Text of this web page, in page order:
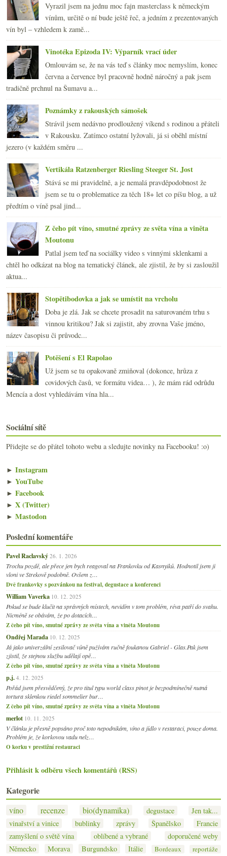
Vyrazil jsem na jednu moc fajn masterclass k německým
vínům, určitě o ní bude ještě řeč, a jedním z prezentovaných
vín byl – vzhledem k zamě...
Vinotéka Epizoda IV: Výparník vrací úder
Omlouvám se, že na vás teď s články moc nemyslím, konec
června a července byl pracovně hodně náročný a pak jsem
tradičně prchnul na Šumavu a...
Poznámky z rakouských sámošek
Strávil jsem nedávno prodloužený víkend s rodinou a přáteli
v Rakousku. Zatímco ostatní lyžovali, já si oběhl místní
jezero (v každém směru ...
Vertikála Ratzenberger Riesling Steeger St. Jost
Stává se mi pravidelně, a je nemalá pravděpodobnost že
jsem se tu o problematice za těch 18+ let co píšu blog, a už
předtím o víně psal jind...
Z čeho pít víno, smutné zprávy ze světa vína a viněta
Moutonu
Patlal jsem teď na sociálky video s vinnými sklenkami a
chtěl ho odkázat na blog na tematický článek, ale zjistil, že by si zasloužil
aktua...
Stopětibodovka a jak se umístit na vrcholu
Doba je zlá. Jak se chcete prosadit na saturovaném trhu s
vinnou kritikou? Jak si zajistit, aby zrovna Vaše jméno,
název časopisu či průvodc...
Potěšení s El Rapolao
Už jsem se tu opakovaně zmiňoval (dokonce, hrůza z
covidových časů, ve formátu videa… ), že mám rád odrůdu
Mencía a dost vyhledávám vína hla...
Sociální sítě
Přidejte se do přátel tohoto webu a sledujte novinky na Facebooku! :o)
► Instagram
► YouTube
► Facebook
► X (Twitter)
► Mastodon
Poslední komentáře
Pavel Raclavský 26. 1. 2026
Trochu pozdě, ale přece jen bych reagoval na Frankovku od Kasnyiků. Hodnotil jsem ji
vloni ve Strekově podobně. Ovšem z…
Dvě frankovky s pozvánkou na festival, degustace a konferenci
William Vaverka 10. 12. 2025
Pokud se bude klučit na správných místech, nevidím v tom problém, réva patří do svahu.
Nicméně se obávám, že po dotacích…
Z čeho pít víno, smutné zprávy ze světa vína a viněta Moutonu
Ondřej Marada 10. 12. 2025
Já jako univerzální zesilovač vůně pužívám ručně foukanou Gabriel - Glas.Pak jsem
zjistil, že stejnou službu udělají opě…
Z čeho pít víno, smutné zprávy ze světa vína a viněta Moutonu
p.j. 4. 12. 2025
Pořád jsem přesvědčený, že pro titul typu world class pinot je bezpodmínečně nutná
tortura sklenkou riedel sommelier bur…
Z čeho pít víno, smutné zprávy ze světa vína a viněta Moutonu
merlot 10. 11. 2025
V článku je přesně popsáno proč toto nepodnikám, víno a jídlo v restaraci, pouze doma.
Problém je, že korkovou vadu nelz…
O korku v prestižní restauraci
Přihlásit k odběru všech komentářů (RSS)
Kategorie
víno recenze bio(dynamika) degustace
Jen tak...
vinařství a vinice
bublinky zprávy Španělsko
Francie
zamyšlení o světě vína
oblíbené a vybrané
doporučené weby
Německo
Morava Burgundsko Itálie Bordeaux reportáže